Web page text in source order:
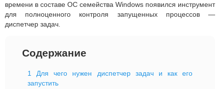
времени в составе ОС семейства Windows появился инструмент
для полноценного контроля запущенных процессов —
диспетчер задач.
Содержание
1
Для чего нужен диспетчер задач и как его
запустить